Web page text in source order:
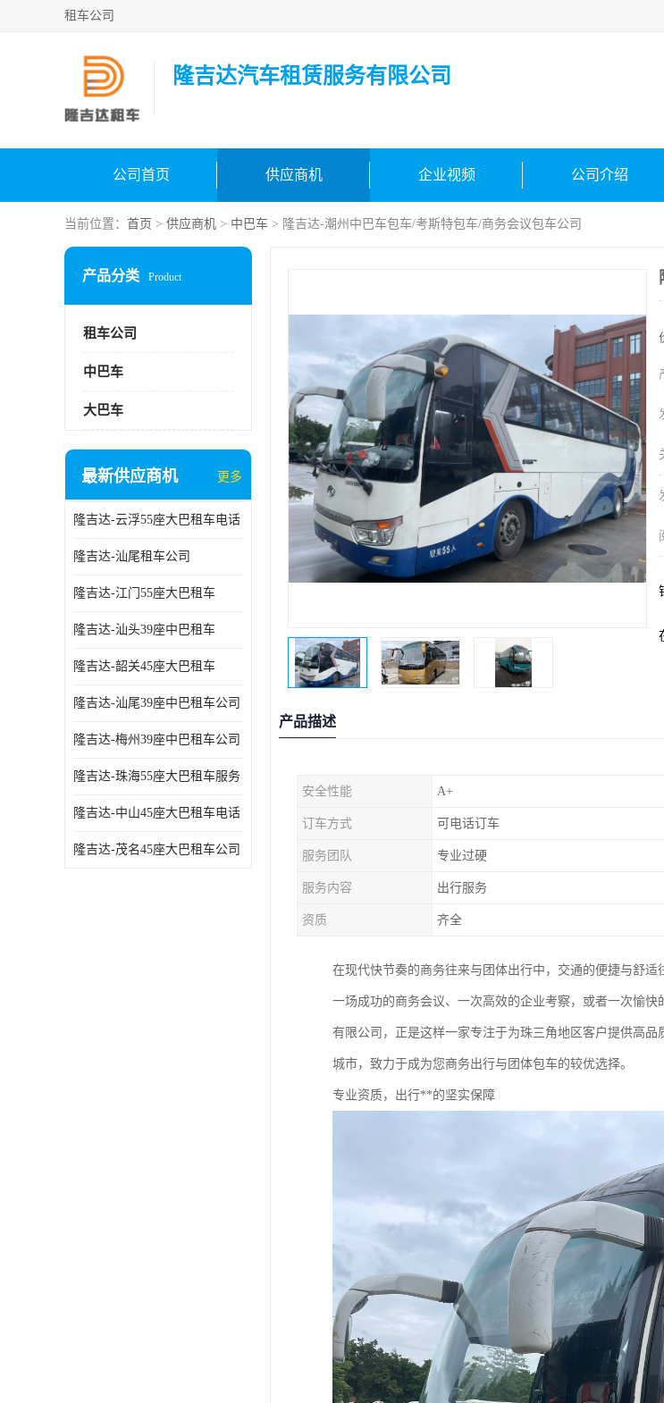
租车公司
隆吉达汽车租赁服务有限公司
公司首页 供应商机 企业视频 公司介绍
当前位置： 首页 > 供应商机 > 中巴车 > 隆吉达-潮州中巴车包车/考斯特包车/商务会议包车公司
产品分类 Product
租车公司
中巴车
大巴车
最新供应商机 更多
隆吉达-云浮55座大巴租车电话
隆吉达-汕尾租车公司
隆吉达-江门55座大巴租车
隆吉达-汕头39座中巴租车
隆吉达-韶关45座大巴租车
隆吉达-汕尾39座中巴租车公司
隆吉达-梅州39座中巴租车公司
隆吉达-珠海55座大巴租车服务
隆吉达-中山45座大巴租车电话
隆吉达-茂名45座大巴租车公司
产品描述
安全性能 A+
订车方式 可电话订车
服务团队 专业过硬
服务内容 出行服务
资质 齐全
在现代快节奏的商务往来与团体出行中，交通的便捷与舒
一场成功的商务会议、一次高效的企业考察，或者一次愉
有限公司，正是这样一家专注于为珠三角地区客户提供高
城市，致力于成为您商务出行与团体包车的较优选择。
专业资质，出行**的坚实保障